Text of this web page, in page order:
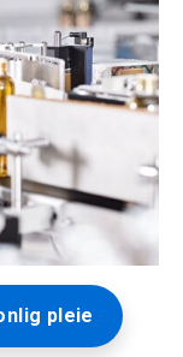
pleie